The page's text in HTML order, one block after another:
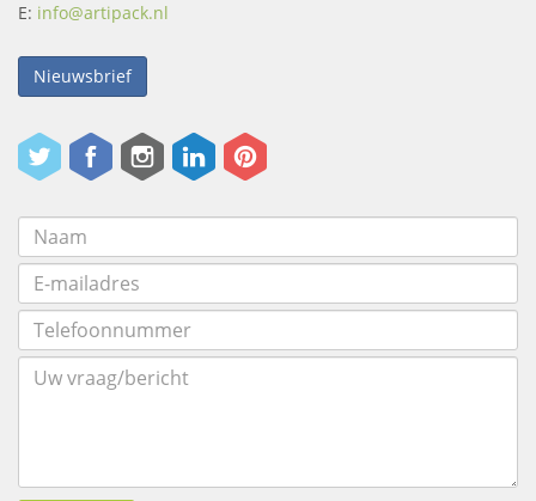
E: info@artipack.nl
Nieuwsbrief